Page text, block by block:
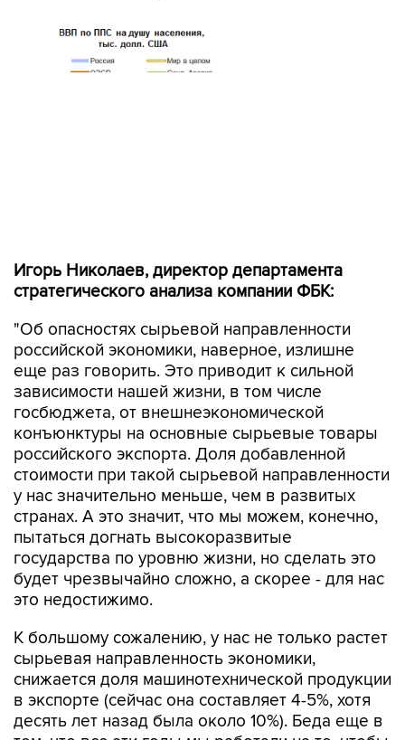
Игорь Николаев, директор департамента
стратегического анализа компании ФБК:
"Об опасностях сырьевой направленности
российской экономики, наверное, излишне
еще раз говорить. Это приводит к сильной
зависимости нашей жизни, в том числе
госбюджета, от внешнеэкономической
конъюнктуры на основные сырьевые товары
российского экспорта. Доля добавленной
стоимости при такой сырьевой направленности
у нас значительно меньше, чем в развитых
странах. А это значит, что мы можем, конечно,
пытаться догнать высокоразвитые
государства по уровню жизни, но сделать это
будет чрезвычайно сложно, а скорее - для нас
это недостижимо.
К большому сожалению, у нас не только растет
сырьевая направленность экономики,
снижается доля машинотехнической продукции
в экспорте (сейчас она составляет 4-5%, хотя
десять лет назад была около 10%). Беда еще в